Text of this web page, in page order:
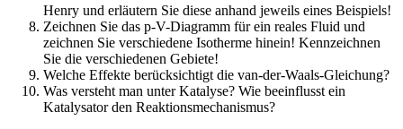
Henry und erläutern Sie diese anhand jeweils eines Beispiels!
Zeichnen Sie das p-V-Diagramm für ein reales Fluid und
zeichnen Sie verschiedene Isotherme hinein! Kennzeichnen
Sie die verschiedenen Gebiete!
Welche Effekte berücksichtigt die van-der-Waals-Gleichung?
Was versteht man unter Katalyse? Wie beeinflusst ein
Katalysator den Reaktionsmechanismus?